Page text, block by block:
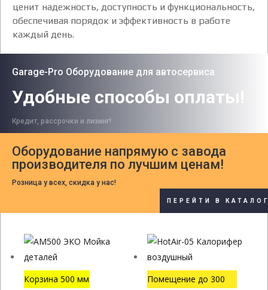
ценит надежность, доступность и функциональность,
обеспечивая порядок и эффективность в работе
каждый день.
Garage-Pro Оборудование для автосервиса
Удобные способы оплаты!
Кредит, рассрочки и лизинг!
Оборудование напрямую с завода
производителя по лучшим ценам!
Розница у всех, скидка у нас!
ПЕРЕЙТИ В
Корзина 500 мм
Помещение до 300